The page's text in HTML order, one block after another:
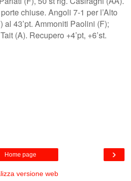
chiuse. Angoli 7-1 per l’Alto
43’pt. Ammoniti Paolini (F);
(A). Recupero +4’pt, +6’st.
›
Home page
versione web